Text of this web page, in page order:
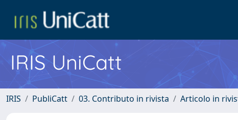
IRIS UniCatt
IRIS PubliCatt 03. Contributo in rivista Articolo in